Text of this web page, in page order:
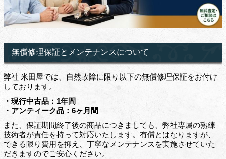
無償修理保証とメンテナンスについて
弊社 米田屋では、自然故障に限り以下の無償修理保証をお付け
しております。
・現行中古品：1年間
・アンティーク品：6ヶ月間
また、保証期間終了後の商品につきましても、弊社専属の熟練
技術者が責任を持って対応いたします。有償とはなりますが、
できる限り費用を抑え、丁寧なメンテナンスを実施させていた
だきますのでご安心ください。